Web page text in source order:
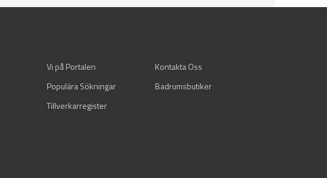
Vi på Portalen
Kontakta Oss
Populära Sökningar
Badrumsbutiker
Tillverkarregister